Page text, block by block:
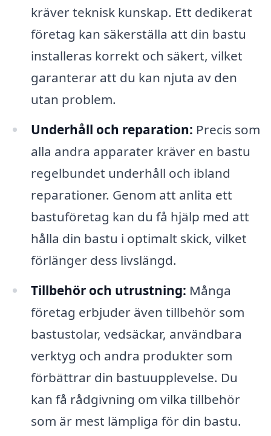
kräver teknisk kunskap. Ett dedikerat
företag kan säkerställa att din bastu
installeras korrekt och säkert, vilket
garanterar att du kan njuta av den
utan problem.
Underhåll och reparation: Precis som
alla andra apparater kräver en bastu
regelbundet underhåll och ibland
reparationer. Genom att anlita ett
bastuföretag kan du få hjälp med att
hålla din bastu i optimalt skick, vilket
förlänger dess livslängd.
Tillbehör och utrustning: Många
företag erbjuder även tillbehör som
bastustolar, vedsäckar, användbara
verktyg och andra produkter som
förbättrar din bastuupplevelse. Du
kan få rådgivning om vilka tillbehör
som är mest lämpliga för din bastu.